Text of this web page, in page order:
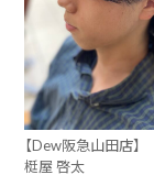
【Dew阪急山田店】
梃屋 啓太